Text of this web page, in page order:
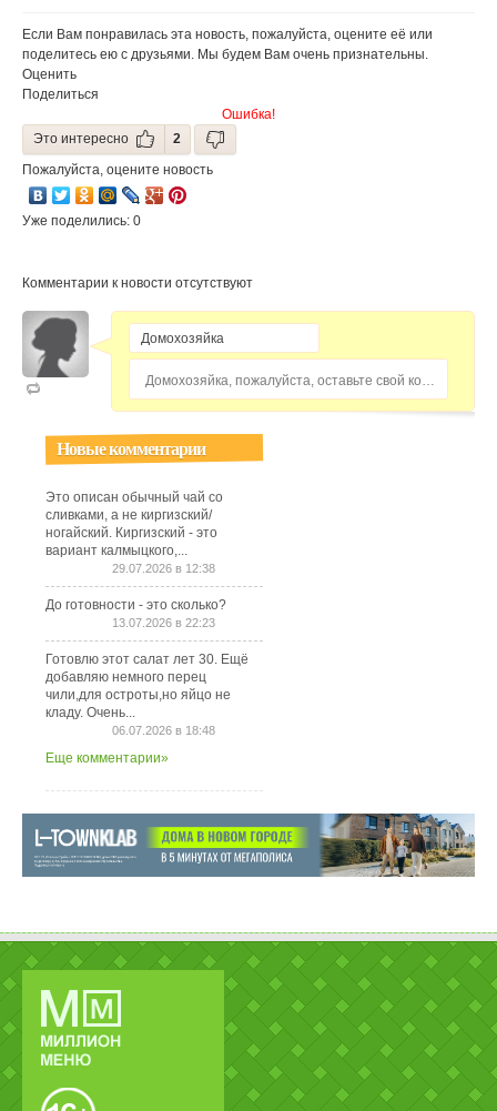
старение
организма
Если Вам понравилась эта новость, пожалуйста, оцените её или
поделитесь ею с друзьями. Мы будем Вам очень признательны.
Оценить
Поделиться
Ошибка!
Это интересно
2
Пожалуйста, оцените новость
Уже поделились: 0
Комментарии к новости отсутствуют
Домохозяйка, пожалуйста, оставьте свой комментарий...
Новые комментарии
Это описан обычный чай со
сливками, а не киргизский/
ногайский. Киргизский - это
вариант калмыцкого,...
29.07.2026 в 12:38
До готовности - это сколько?
13.07.2026 в 22:23
Готовлю этот салат лет 30. Ещё
добавляю немного перец
чили,для остроты,но яйцо не
кладу. Очень...
06.07.2026 в 18:48
Еще комментарии»